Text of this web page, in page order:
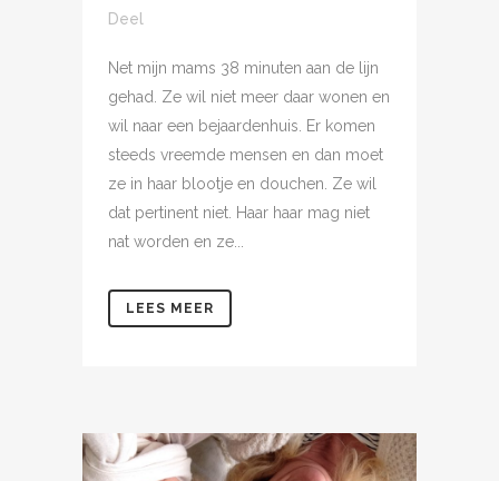
Deel
Net mijn mams 38 minuten aan de lijn
gehad. Ze wil niet meer daar wonen en
wil naar een bejaardenhuis. Er komen
steeds vreemde mensen en dan moet
ze in haar blootje en douchen. Ze wil
dat pertinent niet. Haar haar mag niet
nat worden en ze...
LEES MEER